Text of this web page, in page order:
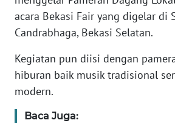
acara Bekasi Fair yang digelar di
Candrabhaga, Bekasi Selatan.
Kegiatan pun diisi dengan
hiburan baik musik tradisional
modern.
Baca Juga:
REDAKSI
DISCLAIMER
Wahana